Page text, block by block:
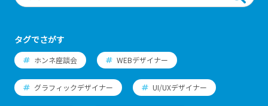
タグでさがす
ホンネ座談会 WEBデザイナー
グラフィックデザイナー UI/UXデザイナー